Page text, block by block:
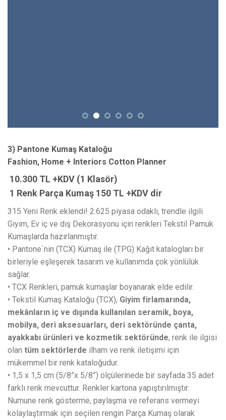
3) Pantone Kumaş Kataloğu
Fashion, Home + Interiors Cotton Planner
10.300 TL +KDV (1 Klasör)
1 Renk Parça Kumaş 150 TL +KDV dir
315 Yeni Renk eklendi! 2.625 piyasa odaklı, trendle ilgili
Giyim, Ev iç ve dış Dekorasyonu için renkleri Tekstil Pamuk
Kumaşlarda hazırlanmıştır.
• Pantone´nin (TCX) Kumaş ile (TPG) Kağıt katalogları bir
birleriyle eşleşerek tasarım ve kullanımda çok yönlülük
sağlar.
• TCX Renkleri, pamuk kumaşlar boyanarak elde edilir.
• Tekstil Kumaş Kataloğu (TCX), Giyim firlamarında,
mekânların iç ve dışında kullanılan seramik, boya,
mobilya, deri aksesuarları, deri sektöründe çanta,
ayakkabı ürünleri ve kozmetik sektöründe, renk ile ilgisi
olan tüm sektörlerde ilham ve renk iletişimi için
mükemmel bir renk kataloğudur.
• 1,5 x 1,5 cm (5/8”x 5/8”) ölçülerinede bir sayfada 35 adet
farklı renk mevcuttur. Renkler kartona yapıştırılmıştır.
Numune renk gösterme, paylaşma ve referans vermeyi
kolaylaştırmak için seçilen rengin Parça Kumaş olarak